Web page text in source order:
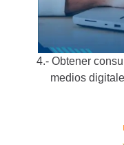
4.- Obtener
medios